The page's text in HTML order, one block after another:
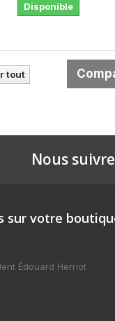
Disponible
tout
Nous suivre
sur votre
Édouard Herriot